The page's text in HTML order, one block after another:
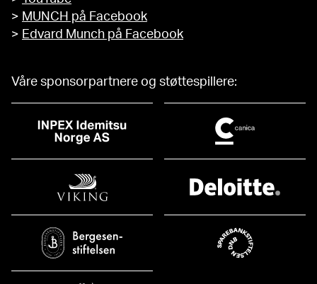
> MUNCH på Facebook
> Edvard Munch på Facebook
Våre sponsorpartnere og støttespillere: